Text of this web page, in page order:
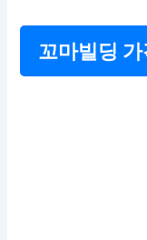
꼬마빌딩